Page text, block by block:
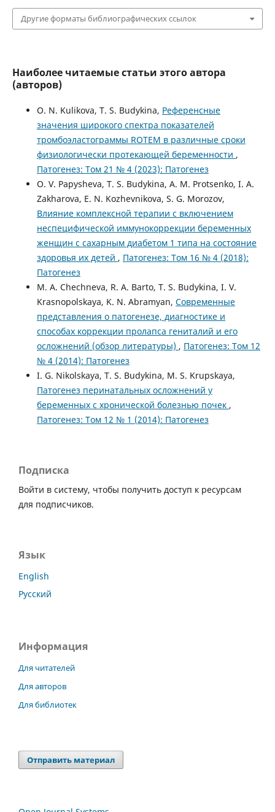
Другие форматы библиографических ссылок
Наиболее читаемые статьи этого автора
(авторов)
O. N. Kulikova, T. S. Budykina, Референсные
значения широкого спектра показателей
тромбоэластограммы ROTEM в различные сроки
физиологически протекающей беременности ,
Патогенез: Том 21 № 4 (2023): Патогенез
O. V. Papysheva, T. S. Budykina, A. M. Protsenko, I. A.
Zakharova, E. N. Kozhevnikova, S. G. Morozov,
Влияние комплексной терапии с включением
неспецифической иммунокоррекции беременных
женщин с сахарным диабетом 1 типа на состояние
здоровья их детей , Патогенез: Том 16 № 4 (2018):
Патогенез
M. A. Chechneva, R. A. Barto, T. S. Budykina, I. V.
Krasnopolskaya, K. N. Abramyan, Современные
представления о патогенезе, диагностике и
способах коррекции пролапса гениталий и его
осложнений (обзор литературы) , Патогенез: Том 12
№ 4 (2014): Патогенез
I. G. Nikolskaya, T. S. Budykina, M. S. Krupskaya,
Патогенез перинатальных осложнений у
беременных с хронической болезнью почек ,
Патогенез: Том 12 № 1 (2014): Патогенез
Подписка
Войти в систему, чтобы получить доступ к ресурсам
для подписчиков.
Язык
English
Русский
Информация
Для читателей
Для авторов
Для библиотек
Отправить материал